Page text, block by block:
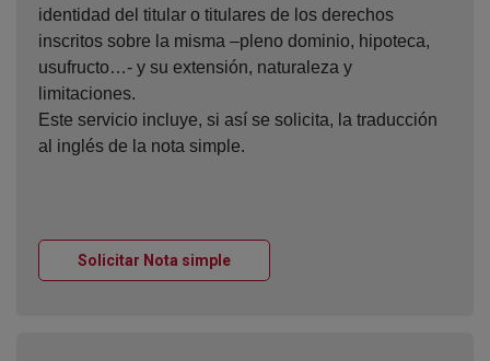
identidad del titular o titulares de los derechos
inscritos sobre la misma –pleno dominio, hipoteca,
usufructo…- y su extensión, naturaleza y
limitaciones.
Este servicio incluye, si así se solicita, la traducción
al inglés de la nota simple.
Solicitar Nota simpleVentana nueva